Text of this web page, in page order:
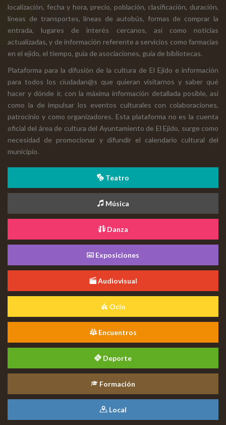
localización, fecha y hora, precio, población, clasificación, duración,
líneas de transportes, líneas de autobús, formas de comprar la
entrada, lugares de interés cercanos, así como noticias
actualizadas, y de información referente a servicios como farmacias
en el ejido, el tiempo, guía de asociaciones, guía de bibliotecas.
Plataforma para la difusión de la cultura de El Ejido e información
para todos los ciudadan@s que quieran visitarnos y saber qué
hacer y dónde ir, con la máxima información detallada posible, así
como la de impulsar los eventos culturales con colaboraciones,
patrocinio y como organizadores. Esta plataforma no es la cuenta
oficial del área de cultura del Ayuntamiento de El Ejido, surge como
necesidad de promocionar y difundir el calendario cultural del
municipio.
Teatro
Música
Danza
Exposiciones
Audiovisual
Ocio
Encuentros
Deporte
Formación
Local